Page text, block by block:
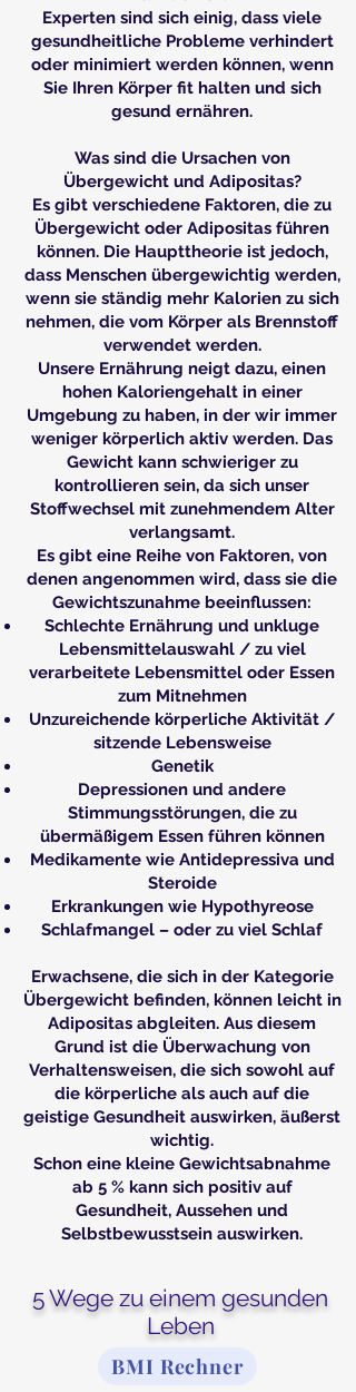
Experten sind sich einig, dass viele
gesundheitliche Probleme verhindert
oder minimiert werden können, wenn
Sie Ihren Körper fit halten und sich
gesund ernähren.
Was sind die Ursachen von
Übergewicht und Adipositas?
Es gibt verschiedene Faktoren, die zu
Übergewicht oder Adipositas führen
können. Die Haupttheorie ist jedoch,
dass Menschen übergewichtig werden,
wenn sie ständig mehr Kalorien zu sich
nehmen, die vom Körper als Brennstoff
verwendet werden.
Unsere Ernährung neigt dazu, einen
hohen Kaloriengehalt in einer
Umgebung zu haben, in der wir immer
weniger körperlich aktiv werden. Das
Gewicht kann schwieriger zu
kontrollieren sein, da sich unser
Stoffwechsel mit zunehmendem Alter
verlangsamt.
Es gibt eine Reihe von Faktoren, von
denen angenommen wird, dass sie die
Gewichtszunahme beeinflussen:
Schlechte Ernährung und unkluge
Lebensmittelauswahl / zu viel
verarbeitete Lebensmittel oder Essen
zum Mitnehmen
Unzureichende körperliche Aktivität /
sitzende Lebensweise
Genetik
Depressionen und andere
Stimmungsstörungen, die zu
übermäßigem Essen führen können
Medikamente wie Antidepressiva und
Steroide
Erkrankungen wie Hypothyreose
Schlafmangel – oder zu viel Schlaf
Erwachsene, die sich in der Kategorie
Übergewicht befinden, können leicht in
Adipositas abgleiten. Aus diesem
Grund ist die Überwachung von
Verhaltensweisen, die sich sowohl auf
die körperliche als auch auf die
geistige Gesundheit auswirken, äußerst
wichtig.
Schon eine kleine Gewichtsabnahme
ab 5 % kann sich positiv auf
Gesundheit, Aussehen und
Selbstbewusstsein auswirken.
5 Wege zu einem gesunden
Leben
BMI Rechner